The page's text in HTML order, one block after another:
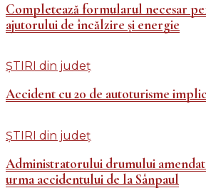
Completează formularul necesar
ajutorului de încălzire și energie
ȘTIRI din județ
Accident cu 20 de autoturisme
ȘTIRI din județ
Administratorului drumului amendat
urma accidentului de la Sânpaul